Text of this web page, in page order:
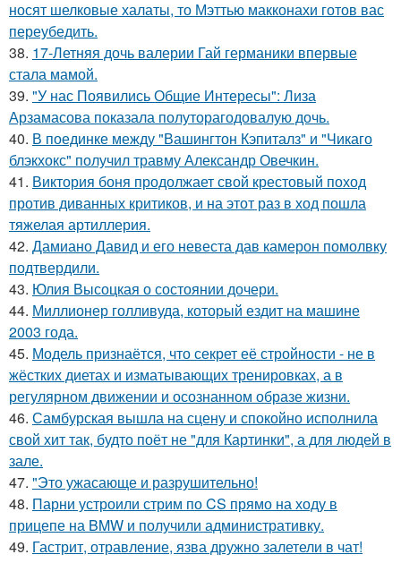
носят шелковые халаты, то Мэттью макконахи готов вас
переубедить.
38. 17-Летняя дочь валерии Гай германики впервые
стала мамой.
39. "У нас Появились Общие Интересы": Лиза
Арзамасова показала полуторагодовалую дочь.
40. В поединке между "Вашингтон Кэпиталз" и "Чикаго
блэкхокс" получил травму Александр Овечкин.
41. Виктория боня продолжает свой крестовый поход
против диванных критиков, и на этот раз в ход пошла
тяжелая артиллерия.
42. Дамиано Давид и его невеста дав камерон помолвку
подтвердили.
43. Юлия Высоцкая о состоянии дочери.
44. Миллионер голливуда, который ездит на машине
2003 года.
45. Модель признаётся, что секрет её стройности - не в
жёстких диетах и изматывающих тренировках, а в
регулярном движении и осознанном образе жизни.
46. Самбурская вышла на сцену и спокойно исполнила
свой хит так, будто поёт не "для Картинки", а для людей в
зале.
47. "Это ужасающе и разрушительно!
48. Парни устроили стрим по CS прямо на ходу в
прицепе на BMW и получили административку.
49. Гастрит, отравление, язва дружно залетели в чат!